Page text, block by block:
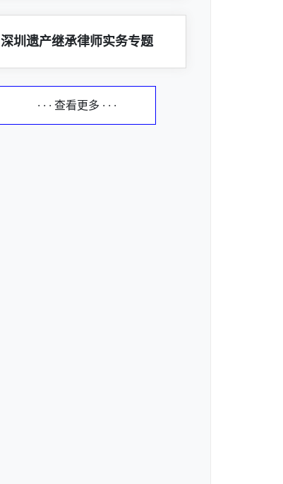
深圳遗产继承律师实务专题
· · · 查看更多 · · ·